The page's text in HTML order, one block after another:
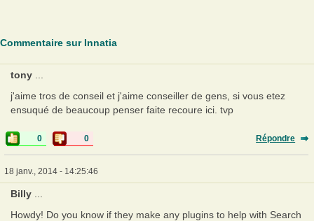
Commentaire sur Innatia
tony
j'aime tros de conseil et j'aime conseiller de gens, si vous etez
ensuqué de beaucoup penser faite recoure ici. tvp
0 0 Répondre
18 janv., 2014 - 14:25:46
Billy
Howdy! Do you know if they make any plugins to help with Search